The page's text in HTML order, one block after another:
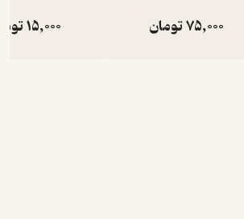
75,000تومان 15,000